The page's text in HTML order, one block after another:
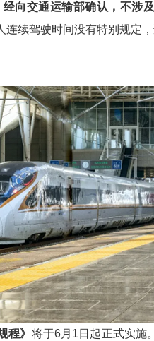
向交通运输部确认，不涉
续驾驶时间没有特别规定，
程》 将于6月1日起正式实施